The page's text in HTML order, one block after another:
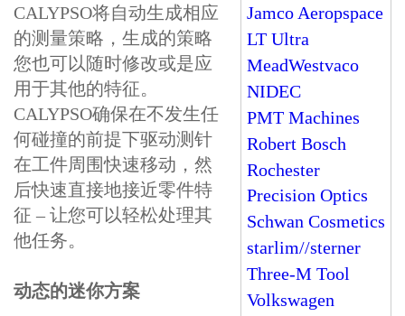
CALYPSO将自动生成相应
的测量策略，生成的策略
您也可以随时修改或是应
用于其他的特征。
CALYPSO确保在不发生任
何碰撞的前提下驱动测针
在工件周围快速移动，然
后快速直接地接近零件特
征 – 让您可以轻松处理其
他任务。
动态的迷你方案
Jamco Aeropspace
LT Ultra
MeadWestvaco
NIDEC
PMT Machines
Robert Bosch
Rochester
Precision Optics
Schwan Cosmetics
starlim//sterner
Three-M Tool
Volkswagen